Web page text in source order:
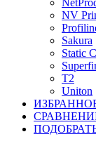
NV
Sakura
Static
T2
Uniton